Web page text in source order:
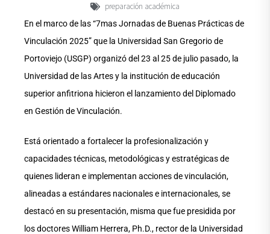
preparación académica
En el marco de las “7mas Jornadas de Buenas Prácticas de
Vinculación 2025” que la Universidad San Gregorio de
Portoviejo (USGP) organizó del 23 al 25 de julio pasado, la
Universidad de las Artes y la institución de educación
superior anfitriona hicieron el lanzamiento del Diplomado
en Gestión de Vinculación.
Está orientado a fortalecer la profesionalización y
capacidades técnicas, metodológicas y estratégicas de
quienes lideran e implementan acciones de vinculación,
alineadas a estándares nacionales e internacionales, se
destacó en su presentación, misma que fue presidida por
los doctores William Herrera, Ph.D., rector de la Universidad